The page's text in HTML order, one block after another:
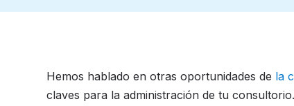
Hemos hablado en otras oportunidades de la
claves para la administración de tu